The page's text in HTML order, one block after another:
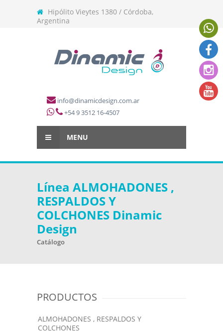
Hipólito Vieytes 1380 / Córdoba,
Argentina
info@dinamicdesign.com.ar
+54 9 3512 16-4507
MENU
Línea ALMOHADONES ,
RESPALDOS Y
COLCHONES Dinamic
Design
Catálogo
PRODUCTOS
ALMOHADONES , RESPALDOS Y
COLCHONES